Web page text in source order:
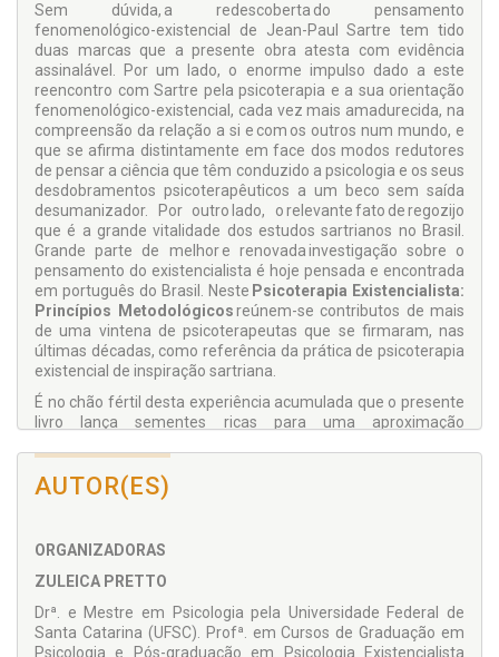
Sem dúvida, a redescoberta do pensamento
fenomenológico-existencial de Jean-Paul Sartre tem tido
duas marcas que a presente obra atesta com evidência
assinalável. Por um lado, o enorme impulso dado a este
reencontro com Sartre pela psicoterapia e a sua orientação
fenomenológico-existencial, cada vez mais amadurecida, na
compreensão da relação a si e com os outros num mundo, e
que se afirma distintamente em face dos modos redutores
de pensar a ciência que têm conduzido a psicologia e os seus
desdobramentos psicoterapêuticos a um beco sem saída
desumanizador. Por outro lado, o relevante fato de regozijo
que é a grande vitalidade dos estudos sartrianos no Brasil.
Grande parte de melhor e renovada investigação sobre o
pensamento do existencialista é hoje pensada e encontrada
em português do Brasil. Neste Psicoterapia Existencialista:
Princípios Metodológicosreúnem-se contributos de mais
de uma vintena de psicoterapeutas que se firmaram, nas
últimas décadas, como referência da prática de psicoterapia
existencial de inspiração sartriana.
É no chão fértil desta experiência acumulada que o presente
livro lança sementes ricas para uma aproximação
com uma pluralidade de aspectos que são como ângulos de
luz que ajudam a fazer o caminho da prática. Há métodos
cujo propósito é dispensar hesitações a quem os aplica,
pelo contrário, é uma presença diante da própria questão em
marcando a situação que o envolve. As duas partes que
compõem esta obra coletiva refletem esta dialética entre
aspetos metodológicos para os quais a filosofia existencial
aponta e os desdobramentos clínicos que fazem passagem
AUTOR(ES)
ORGANIZADORAS
ZULEICA PRETTO
Drª. e Mestre em Psicologia pela Universidade Federal de
Santa Catarina (UFSC). Profª. em Cursos de Graduação em
Psicologia e Pós-graduação em Psicologia Existencialista